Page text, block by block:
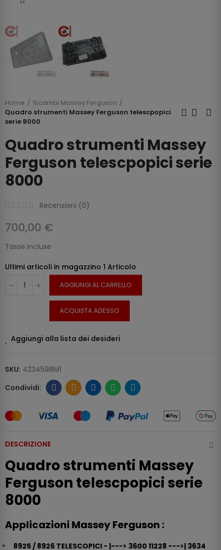
Home
Ricambi Massey Ferguson
Quadro strumenti Massey Ferguson telescpopici
serie 8000
Quadro strumenti Massey
Ferguson telescpopici serie
8000
Recensioni (0)
700,00 €
Tasse incluse
Ultimi articoli in magazzino 1 Articolo
AGGIUNGI AL CARRELLO
ACQUISTA ADESSO
Aggiungi alla lista dei desideri
SKU: 4234598M1
DESCRIZIONE
Quadro strumenti Massey
Ferguson telescpopici serie
8000
Applicazioni Massey Ferguson :
8925 / 8926 TELESCOPICI - |---> 3600 11228 --->| 3634